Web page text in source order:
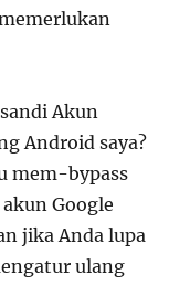
Akun
Android saya?
mem-bypass
Google
jika Anda lupa
ulang